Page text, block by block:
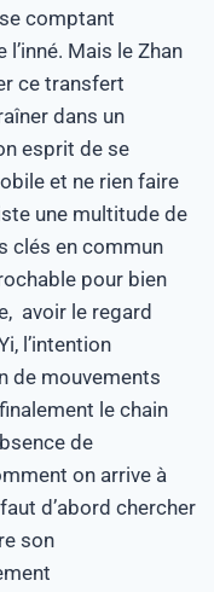
comptant
Mais le Zhan
ce transfert
dans un
esprit de se
et ne rien faire
une multitude de
clés en commun
pour bien
avoir le regard
l’intention
de mouvements
le chain
de
on arrive à
d’abord chercher
son